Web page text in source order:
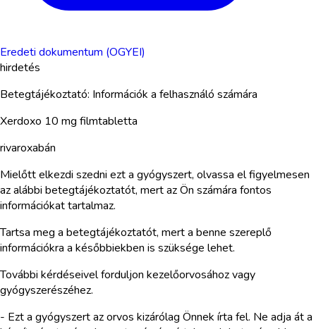
Eredeti dokumentum (OGYEI)
hirdetés
Betegtájékoztató: Információk a felhasználó számára
Xerdoxo 10 mg filmtabletta
rivaroxabán
Mielőtt elkezdi szedni ezt a gyógyszert, olvassa el figyelmesen
az alábbi betegtájékoztatót, mert az Ön számára fontos
információkat tartalmaz.
Tartsa meg a betegtájékoztatót, mert a benne szereplő
információkra a későbbiekben is szüksége lehet.
További kérdéseivel forduljon kezelőorvosához vagy
gyógyszerészéhez.
- Ezt a gyógyszert az orvos kizárólag Önnek írta fel. Ne adja át a